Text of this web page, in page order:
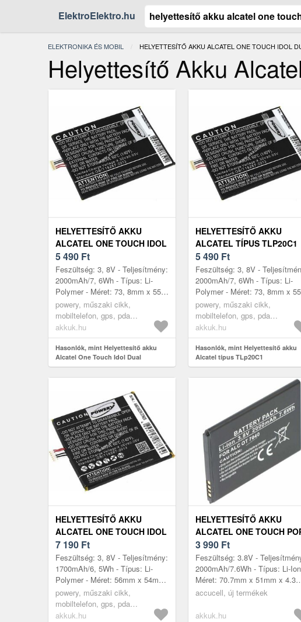
ElektroElektro.hu
ELEKTRONIKA ÉS MOBIL JELENLEGI:
HELYETTESÍTŐ AKKU ALCATEL ONE TOUCH IDOL
Helyettesítő Akku
HELYETTESÍTŐ AKKU
ALCATEL ONE TOUCH IDOL
DUAL
5 490 Ft
Feszültség: 3, 8V - Teljesítmény:
2000mAh/7, 6Wh - Típus: Li-
Polymer - Méret: 73, 8mm x 55,
5mm x 3, 5mm
powery, műszaki cikk,
mobiltelefon, gps, pda
akkumulátor, töltő
akkuk.hu
Hasonlók, mint Helyettesítő akku
Alcatel One Touch Idol Dual
HELYETTESÍTŐ AKKU
ALCATEL TÍPUS TLP20C1
5 490 Ft
Feszültség: 3, 8V -
2000mAh/7, 6Wh - Típus: Li-
Polymer - Méret: 73, 8mm x
5mm x 3, 5mm - kompatibilis
modellek: ALCATEL 6039S-
2AA...
powery, műszaki cikk,
mobiltelefon, gps, pda
akkumulátor, töltő
akkuk.hu
Hasonlók, mint Helyettesítő akku
Alcatel típus TLp20C1
HELYETTESÍTŐ AKKU
ALCATEL ONE TOUCH IDOL
MINI DUAL
7 190 Ft
Feszültség: 3, 8V - Teljesítmény:
1700mAh/6, 5Wh - Típus: Li-
Polymer - Méret: 56mm x 54mm
x 4mm
powery, műszaki cikk,
mobiltelefon, gps, pda
akkumulátor, töltő
akkuk.hu
HELYETTESÍTŐ AKKU
ALCATEL ONE TOUCH
C7 TLI019B1 3, 8V 2000MAH
MOBILTELEFON LI-ION
3 990 Ft
Feszültség: 3.8V -
2000mAh/7.6Wh - Típus: Li-
Méret: 70.7mm x 51mm x
- kompatibilis modellek: 5044
accucell, új termékek
akkuk.hu